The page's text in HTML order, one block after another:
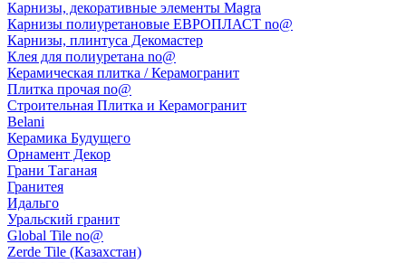
Карнизы, декоративные элементы Magra
Карнизы полиуретановые ЕВРОПЛАСТ no@
Карнизы, плинтуса Декомастер
Клея для полиуретана no@
Керамическая плитка / Керамогранит
Плитка прочая no@
Строительная Плитка и Керамогранит
Belani
Керамика Будущего
Орнамент Декор
Грани Таганая
Гранитея
Идальго
Уральский гранит
Global Tile no@
Zerde Tile (Казахстан)